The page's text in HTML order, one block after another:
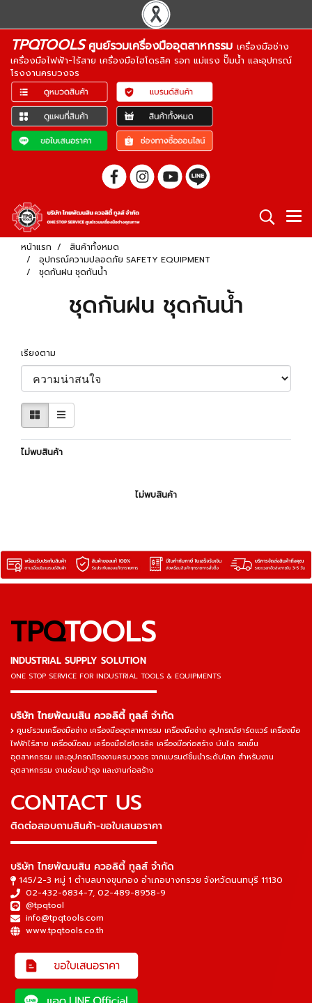
TPQTOOLSศูนย์รวมเครื่องมืออุตสาหกรรม เครื่องมือช่าง
เครื่องมือไฟฟ้า-ไร้สาย เครื่องมือไฮโดรลิค รอก แม่แรง ปั๊มน้ำ และอุปกรณ์
โรงงานครบวงจร
หน้าแรก
สินค้าทั้งหมด
อุปกรณ์ความปลอดภัย SAFETY EQUIPMENT
ชุดกันฝน ชุดกันน้ำ
ชุดกันฝน ชุดกันน้ำ
เรียงตาม
ไม่พบสินค้า
ไม่พบสินค้า
TPQTOOLS
INDUSTRIAL SUPPLY SOLUTION
ONE STOP SERVICE FOR INDUSTRIAL TOOLS & EQUIPMENTS
▬▬▬▬▬▬▬▬▬▬▬▬▬▬▬
บริษัท ไทยพัฒนสิน ควอลิตี้ ทูลส์ จำกัด
ศูนย์รวมเครื่องมือช่าง เครื่องมืออุตสาหกรรม เครื่องมือช่าง อุปกรณ์ฮาร์ดแวร์ เครื่องมือ
ไฟฟ้าไร้สาย เครื่องมือลม เครื่องมือไฮโดรลิค เครื่องมือก่อสร้าง บันได รถเข็น
อุตสาหกรรม และอุปกรณ์โรงงานครบวงจร จากแบรนด์ชั้นนำระดับโลก สำหรับงาน
อุตสาหกรรม งานซ่อมบำรุง และงานก่อสร้าง
CONTACT US
ติดต่อสอบถามสินค้า-ขอใบเสนอราคา
▬▬▬▬▬▬▬▬▬▬▬▬▬▬▬
บริษัท ไทยพัฒนสิน ควอลิตี้ ทูลส์ จำกัด
145/2-3 หมู่ 1 ตำบลบางขุนกอง อำเภอบางกรวย จังหวัดนนทบุรี 11130
02-432-6834-7, 02-489-8958-9
@tpqtool
info@tpqtools.com
www.tpqtools.co.th